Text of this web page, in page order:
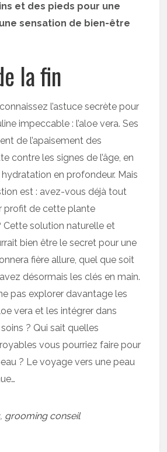
et des pieds pour une
sensation de bien-être
la fin
l’astuce secrète pour
impeccable : l’aloe vera. Ses
de l’apaisement des
contre les signes de l’âge, en
en profondeur. Mais
est : avez-vous déjà tout
profit de cette plante
Cette solution naturelle et
bien être le secret pour une
fière allure, quel que soit
désormais les clés en main.
pas explorer davantage les
vera et les intégrer dans
? Qui sait quelles
vous pourriez faire pour
? Le voyage vers une peau
, grooming conseil